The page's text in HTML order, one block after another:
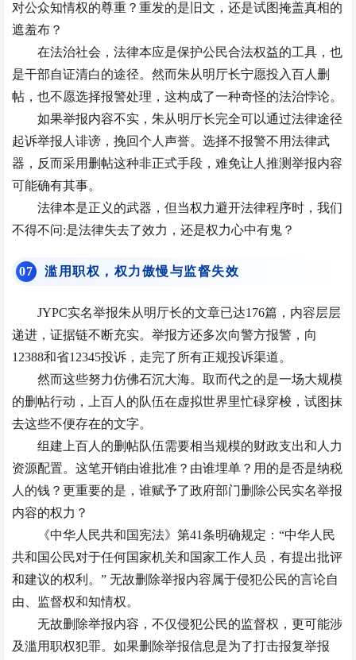
对公众知情权的尊重？重发的是旧文，还是试图掩盖真相的
遮羞布？
在法治社会，法律本应是保护公民合法权益的工具，也
是干部自证清白的途径。然而朱从明厅长宁愿投入百人删
帖，也不愿选择报警处理，这构成了一种奇怪的法治悖论。
如果举报内容不实，朱从明厅长完全可以通过法律途径
起诉举报人诽谤，挽回个人声誉。选择不报警不用法律武
器，反而采用删帖这种非正式手段，难免让人推测举报内容
可能确有其事。
法律本是正义的武器，但当权力避开法律程序时，我们
不得不问:是法律失去了效力，还是权力心中有鬼？
07 滥用职权，权力傲慢与监督失效
JYPC实名举报朱从明厅长的文章已达176篇，内容层层
递进，证据链不断充实。举报方还多次向警方报警，向
12388和省12345投诉，走完了所有正规投诉渠道。
然而这些努力仿佛石沉大海。取而代之的是一场大规模
的删帖行动，上百人的队伍在虚拟世界里忙碌穿梭，试图抹
去这些不便存在的文字。
组建上百人的删帖队伍需要相当规模的财政支出和 人力
资源配置。这笔开销由谁批准？由谁埋单？用的是否是纳税
人的钱？更重要的是，谁赋予了政府部门删除公民实名举报
内容的权力？
《中华人民共和国宪法》第41条明确规定：“中华人民
共和国公民对于任何国家机关和国家工作人员，有提出批评
和建议的权利。” 无故删除举报内容属于侵犯公民的言论自
由、监督权和知情权。
无故删除举报内容，不仅侵犯公民的监督权，更可能涉
及滥用职权犯罪。如果删除举报信息是为了打击报复举报